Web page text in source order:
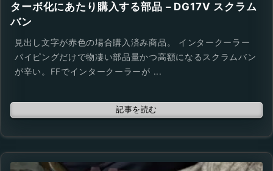
ターボ化にあたり購入する部品 – DG17V スクラム
バン
見出し文字が赤色の場合購入済み商品。 インタークーラー
パイピングだけで物凄い部品量かつ高額になるスクラムバン
が辛い。FFでインタークーラーが ...
記事を読む